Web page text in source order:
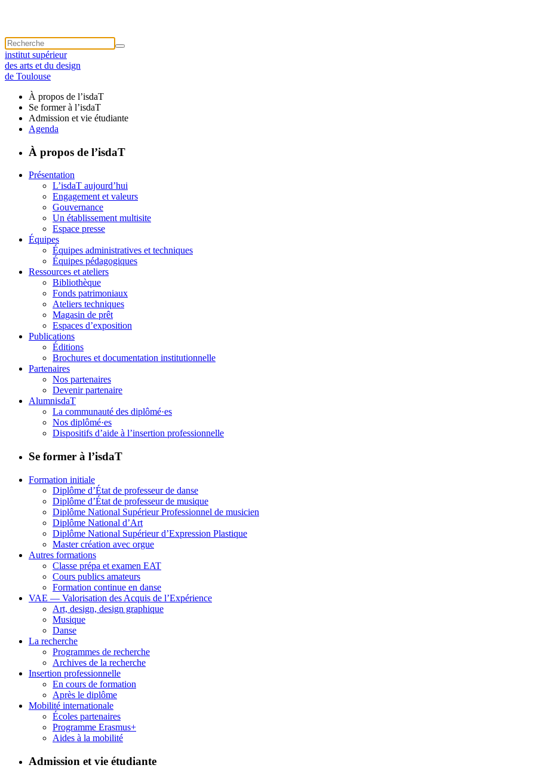
institut supérieur
des arts et du design
de Toulouse
À propos de l’isdaT
Se former à l’isdaT
Admission et vie étudiante
Agenda
À propos de l’isdaT
Présentation
L’isdaT aujourd’hui
Engagement et valeurs
Gouvernance
Un établissement multisite
Espace presse
Équipes
Équipes administratives et techniques
Équipes pédagogiques
Ressources et ateliers
Bibliothèque
Fonds patrimoniaux
Ateliers techniques
Magasin de prêt
Espaces d’exposition
Publications
Éditions
Brochures et documentation institutionnelle
Partenaires
Nos partenaires
Devenir partenaire
AlumnisdaT
La communauté des diplômé·es
Nos diplômé·es
Dispositifs d’aide à l’insertion professionnelle
Se former à l’isdaT
Formation initiale
Diplôme d’État de professeur de danse
Diplôme d’État de professeur de musique
Diplôme National Supérieur Professionnel de musicien
Diplôme National d’Art
Diplôme National Supérieur d’Expression Plastique
Master création avec orgue
Autres formations
Classe prépa et examen EAT
Cours publics amateurs
Formation continue en danse
VAE — Valorisation des Acquis de l’Expérience
Art, design, design graphique
Musique
Danse
La recherche
Programmes de recherche
Archives de la recherche
Insertion professionnelle
En cours de formation
Après le diplôme
Mobilité internationale
Écoles partenaires
Programme Erasmus+
Aides à la mobilité
Admission et vie étudiante